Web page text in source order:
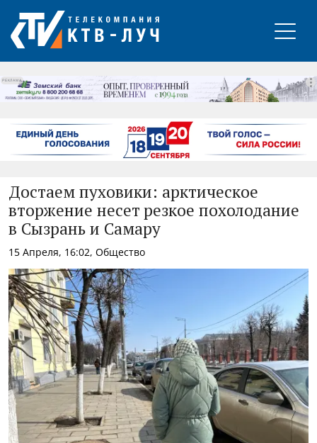
РЕКЛАМА
Достаем пуховики: арктическое
вторжение несет резкое похолодание
в Сызрань и Самару
15 Апреля, 16:02, Общество